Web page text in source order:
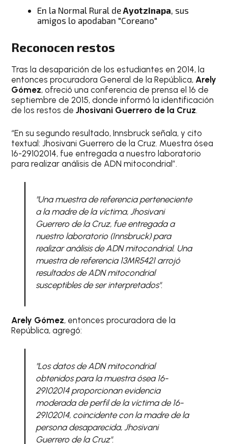
En la Normal Rural de Ayotzinapa, sus
amigos lo apodaban "Coreano"
Reconocen restos
Tras la desaparición de los estudiantes en 2014, la
entonces procuradora General de la República, Arely
Gómez, ofreció una conferencia de prensa el 16 de
septiembre de 2015, donde informó la identificación
de los restos de Jhosivani Guerrero de la Cruz.
“En su segundo resultado, Innsbruck señala, y cito
textual: Jhosivani Guerrero de la Cruz. Muestra ósea
16-29102014, fue entregada a nuestro laboratorio
para realizar análisis de ADN mitocondrial”.
"Una muestra de referencia perteneciente
a la madre de la víctima, Jhosivani
Guerrero de la Cruz, fue entregada a
nuestro laboratorio (Innsbruck) para
realizar análisis de ADN mitocondrial. Una
muestra de referencia 13MR5421 arrojó
resultados de ADN mitocondrial
susceptibles de ser interpretados".
Arely Gómez, entonces procuradora de la
República, agregó:
"Los datos de ADN mitocondrial
obtenidos para la muestra ósea 16-
29102014 proporcionan evidencia
moderada de perfil de la víctima de 16-
29102014, coincidente con la madre de la
persona desaparecida, Jhosivani
Guerrero de la Cruz".